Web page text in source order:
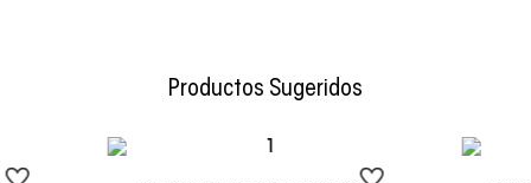
Productos Sugeridos